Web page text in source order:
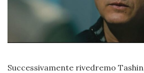
Successivamente rivedremo